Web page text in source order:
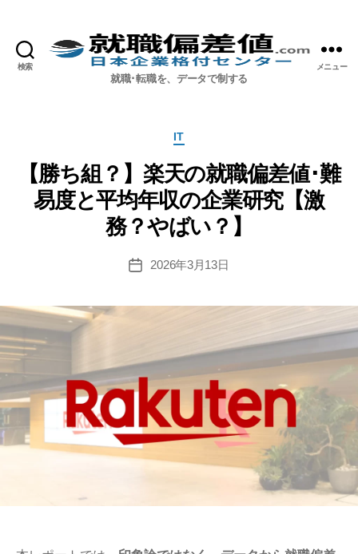
検索 就職偏差値.com【公式】
就職･転職を、データで制する
メニュー
カ
ゴ
リ
ー
IT
【勝ち組？】楽天の就職偏差値･難
易度と平均年収の企業研究【激
務？やばい？】
投
2026年3月13日